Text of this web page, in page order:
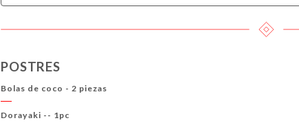
POSTRES
Bolas de coco - 2 piezas
Dorayaki -- 1pc